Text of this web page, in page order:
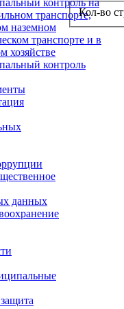
контроль на
транспорте,
наземном
транспорте и в
хозяйстве
контроль
данных
Кол-во